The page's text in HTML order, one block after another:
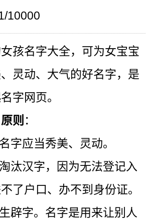
10000
孩名字大全，可为女宝宝
灵动、大气的好名字，是
字网页。
则 ：
字应当秀美、灵动。
汰汉字，因为无法登记入
了户口、办不到身份证。
辟字。名字是用来让别人